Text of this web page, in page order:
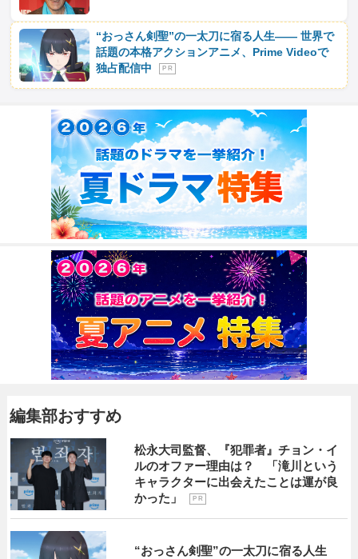
“おっさん剣聖”の一太刀に宿る人生―― 世界で
話題の本格アクションアニメ、Prime Videoで
独占配信中
P R
編集部おすすめ
松永大司監督、『犯罪者』チョン・イ
ルのオファー理由は？ 「滝川という
キャラクターに出会えたことは運が良
かった」
P R
“おっさん剣聖”の一太刀に宿る人生